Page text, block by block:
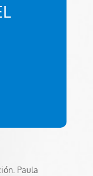
Paula